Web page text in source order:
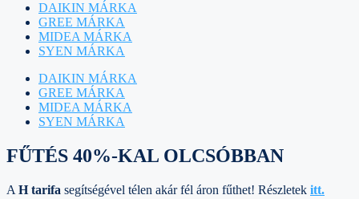
DAIKIN MÁRKA
GREE MÁRKA
MIDEA MÁRKA
SYEN MÁRKA
DAIKIN MÁRKA
GREE MÁRKA
MIDEA MÁRKA
SYEN MÁRKA
FŰTÉS 40%-KAL OLCSÓBBAN
A H tarifa segítségével télen akár fél áron fűthet! Részletek itt.